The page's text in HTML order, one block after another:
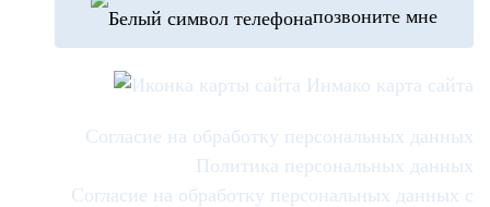
позвоните мне
карта сайта
Согласие на обработку персональных данных
Политика персональных данных
Согласие на обработку персональных данных с